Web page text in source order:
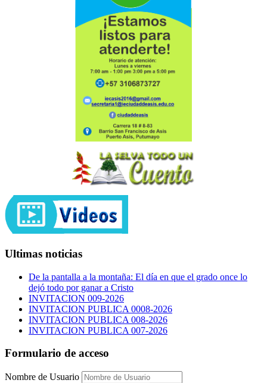
Ultimas noticias
De la pantalla a la montaña: El día en que el grado once lo
dejó todo por ganar a Cristo
INVITACION 009-2026
INVITACION PUBLICA 0008-2026
INVITACION PUBLICA 008-2026
INVITACION PUBLICA 007-2026
Formulario de acceso
Nombre de Usuario